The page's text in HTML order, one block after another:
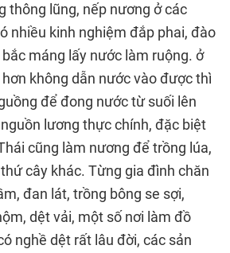
thông lũng, nếp nương ở các
nhiều kinh nghiệm đắp phai, đào
máng lấy nước làm ruộng. ở
không dẫn nước vào được thì
để đong nước từ suối lên
lương thực chính, đặc biệt
cũng làm nương để trồng lúa,
cây khác. Từng gia đình chăn
đan lát, trồng bông se sợi,
dệt vải, một số nơi làm đồ
nghề dệt rất lâu đời, các sản